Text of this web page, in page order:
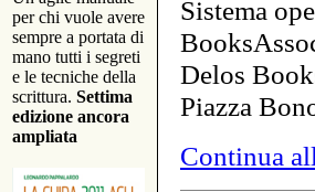
per chi vuole avere
sempre a portata di
mano tutti i segreti
e le tecniche della
scrittura. Settima
edizione ancora
ampliata
Sistema
Delos
Piazza
Continua